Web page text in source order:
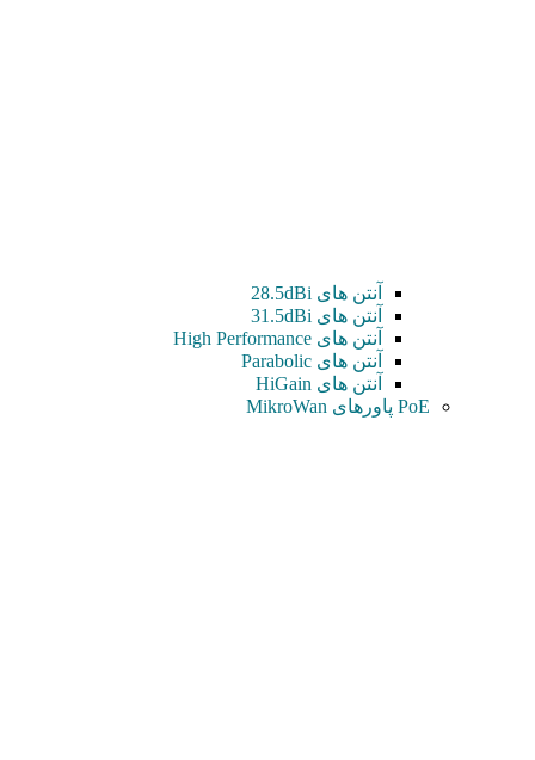
آنتن های 28.5dBi
آنتن های 31.5dBi
آنتن های High Performance
آنتن های Parabolic
آنتن های HiGain
PoE پاورهای MikroWan